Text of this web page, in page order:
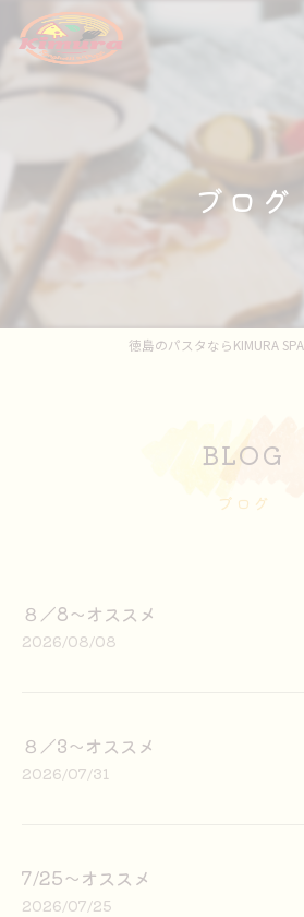
ブログ
徳島のパスタならKIMURA
BLOG
ブログ
８／8〜オススメ
2026/08/08
８／3〜オススメ
2026/07/31
7/25〜オススメ
2026/07/25